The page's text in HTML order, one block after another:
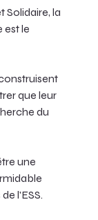
Solidaire, la
est le
que leur
du
une
l'ESS.